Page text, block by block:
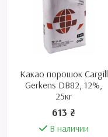
Какао порошок Cargill
Gerkens DB82, 12%,
25кг
613 ₴
В наличии